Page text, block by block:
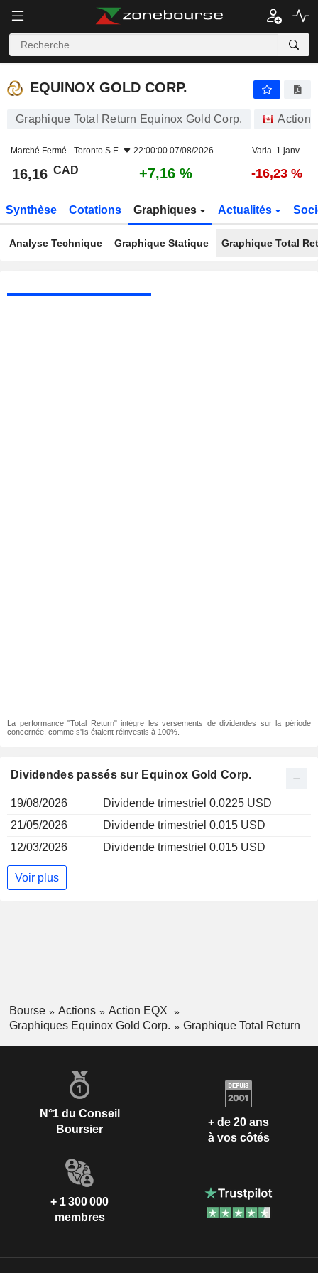
EQUINOX GOLD CORP.
EQUINOX GOLD CORP.
Graphique Total Return Equinox Gold Corp. Actions
Marché Fermé - Toronto S.E. 22:00:00 07/08/2026 Varia. 1 janv.
16,16 CAD +7,16 % -16,23 %
Synthèse Cotations Graphiques Actualités
Analyse Technique Graphique Statique Graphique Total
La performance "Total Return" intègre les versements de dividendes sur la période
concernée, comme s'ils étaient réinvestis à 100%.
Dividendes passés sur Equinox Gold Corp.
19/08/2026
Dividende trimestriel 0.0225 USD
21/05/2026
Dividende trimestriel 0.015 USD
12/03/2026
Dividende trimestriel 0.015 USD
Voir plus
Bourse Actions
Action EQX
Graphiques Equinox Gold Corp.
Graphique Total Return
N°1 du Conseil
Boursier
+ de 20 ans
à vos côtés
+ 1 300 000
membres